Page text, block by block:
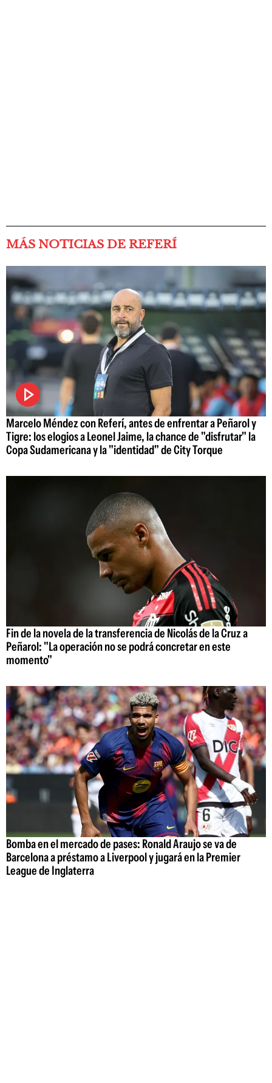
MÁS NOTICIAS DE REFERÍ
Marcelo Méndez con Referí, antes de enfrentar a Peñarol y
Tigre: los elogios a Leonel Jaime, la chance de "disfrutar" la
Copa Sudamericana y la "identidad" de City Torque
Fin de la novela de la transferencia de Nicolás de la Cruz a
Peñarol: "La operación no se podrá concretar en este
momento"
Bomba en el mercado de pases: Ronald Araujo se va de
Barcelona a préstamo a Liverpool y jugará en la Premier
League de Inglaterra